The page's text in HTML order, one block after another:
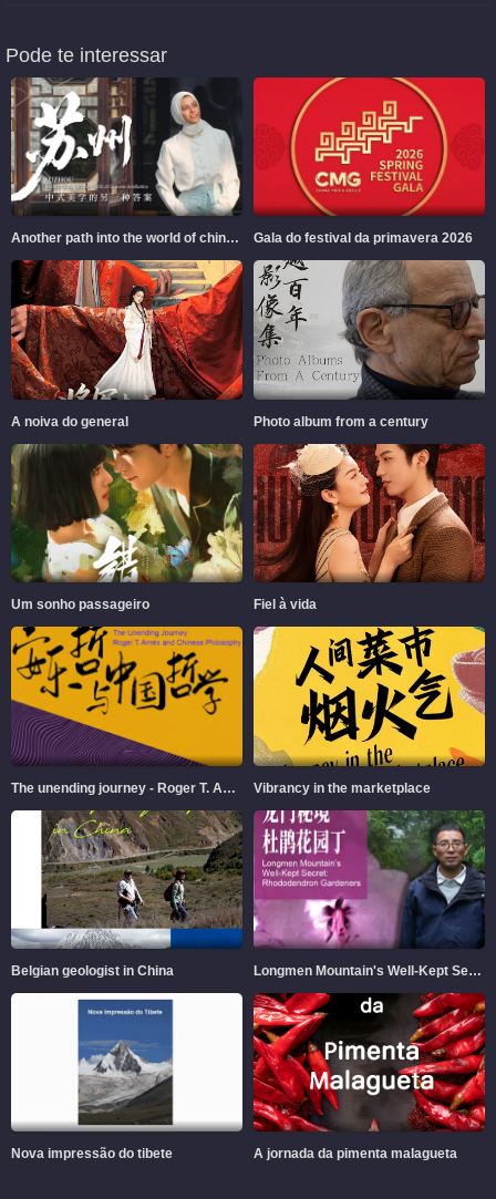
Pode te interessar
Another path into the world of chinese aesthetics Gala do festival da primavera 2026
A noiva do general Photo album from a century
Um sonho passageiro Fiel à vida
The unending journey - Roger T. Ames and Chinese Philosophy Vibrancy in the marketplace
Belgian geologist in China Longmen Mountain's Well-Kept Secret
Nova impressão do tibete A jornada da pimenta malagueta